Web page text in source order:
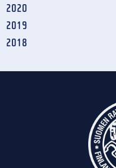
2020
2019
2018